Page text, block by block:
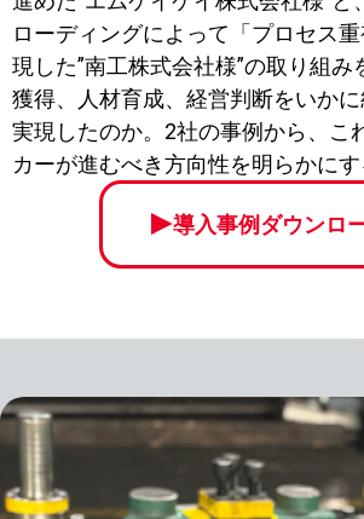
ローディングによって「プロセス
現した”南工株式会社様”の取り組
獲得、人材育成、経営判断をいか
実現したのか。2社の事例から、こ
カーが進むべき方向性を明らかにす
導入事例ダウンロ